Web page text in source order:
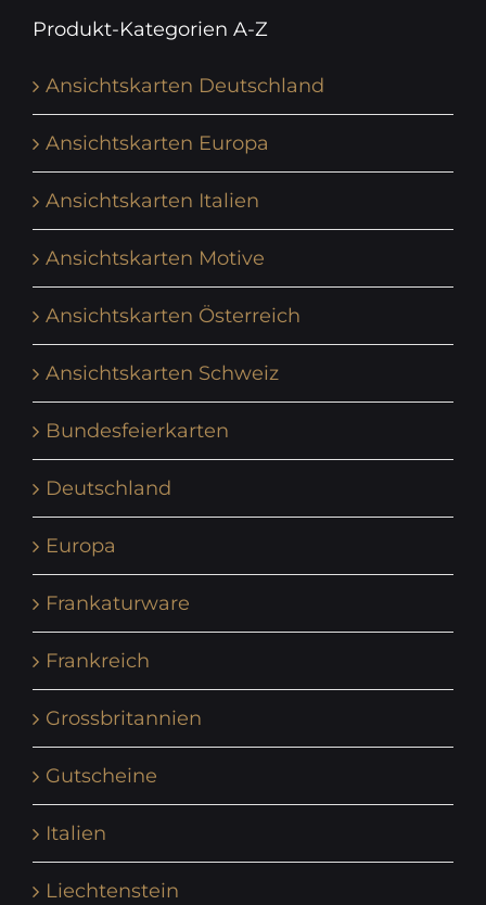
Produkt-Kategorien A-Z
Ansichtskarten Deutschland
Ansichtskarten Europa
Ansichtskarten Italien
Ansichtskarten Motive
Ansichtskarten Österreich
Ansichtskarten Schweiz
Bundesfeierkarten
Deutschland
Europa
Frankaturware
Frankreich
Grossbritannien
Gutscheine
Italien
Liechtenstein